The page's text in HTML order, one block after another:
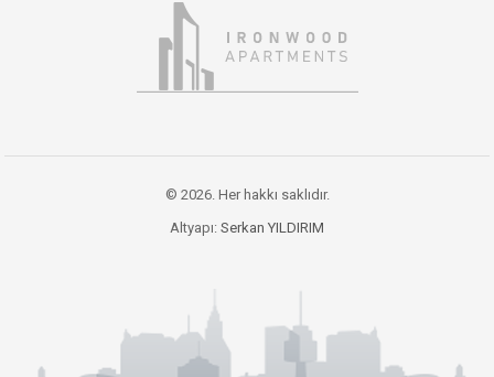
© 2026. Her hakkı saklıdır.
Altyapı: Serkan YILDIRIM